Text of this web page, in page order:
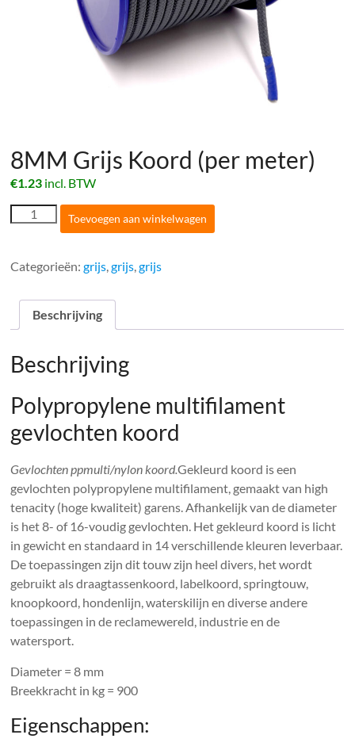
8MM Grijs Koord (per meter)
€1.23 incl. BTW
8MM
Grijs
meter)
Toevoegen aan winkelwagen
Categorieën:grijs,grijs,grijs
Beschrijving
Beschrijving
Polypropylene multifilament
gevlochten koord
Gevlochten ppmulti/nylon koord.Gekleurd koord is een
gevlochten polypropylene multifilament, gemaakt van high
tenacity (hoge kwaliteit) garens. Afhankelijk van de diameter
is het 8- of 16-voudig gevlochten. Het gekleurd koord is licht
in gewicht en standaard in 14 verschillende kleuren leverbaar.
De toepassingen zijn dit touw zijn heel divers, het wordt
gebruikt als draagtassenkoord, labelkoord, springtouw,
knoopkoord, hondenlijn, waterskilijn en diverse andere
toepassingen in de reclamewereld, industrie en de
watersport.
Diameter = 8 mm
Breekkracht in kg = 900
Eigenschappen: